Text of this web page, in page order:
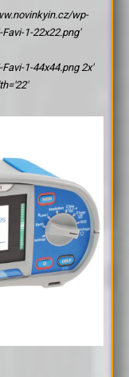
wp-
1-22x22.png'
1-44x44.png 2x'